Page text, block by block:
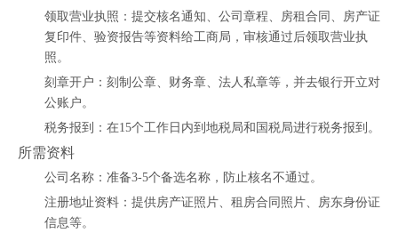
领取营业执照：提交核名通知、公司章程、房租合同、房产证
复印件、验资报告等资料给工商局，审核通过后领取营业执
照。
刻章开户：刻制公章、财务章、法人私章等，并去银行开立对
公账户。
税务报到：在15个工作日内到地税局和国税局进行税务报到。
所需资料
公司名称：准备3-5个备选名称，防止核名不通过。
注册地址资料：提供房产证照片、租房合同照片、房东身份证
信息等。